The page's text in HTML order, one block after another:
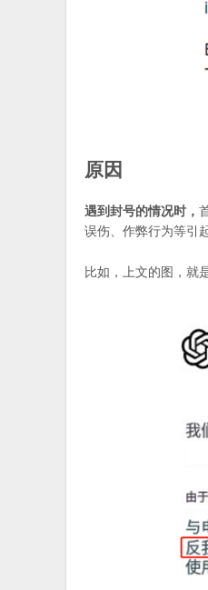
原因
遇到封号的情况时，
误伤、作弊行为等引
比如，上文的图，就